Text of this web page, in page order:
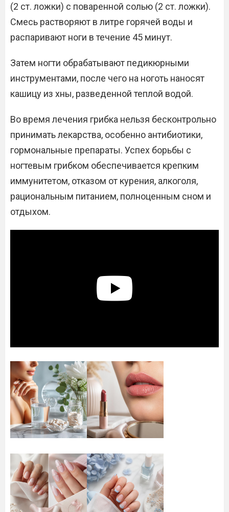
(2 ст. ложки) с поваренной солью (2 ст. ложки).
Смесь растворяют в литре горячей воды и
распаривают ноги в течение 45 минут.
Затем ногти обрабатывают педикюрными
инструментами, после чего на ноготь наносят
кашицу из хны, разведенной теплой водой.
Во время лечения грибка нельзя бесконтрольно
принимать лекарства, особенно антибиотики,
гормональные препараты. Успех борьбы с
ногтевым грибком обеспечивается крепким
иммунитетом, отказом от курения, алкоголя,
рациональным питанием, полноценным сном и
отдыхом.